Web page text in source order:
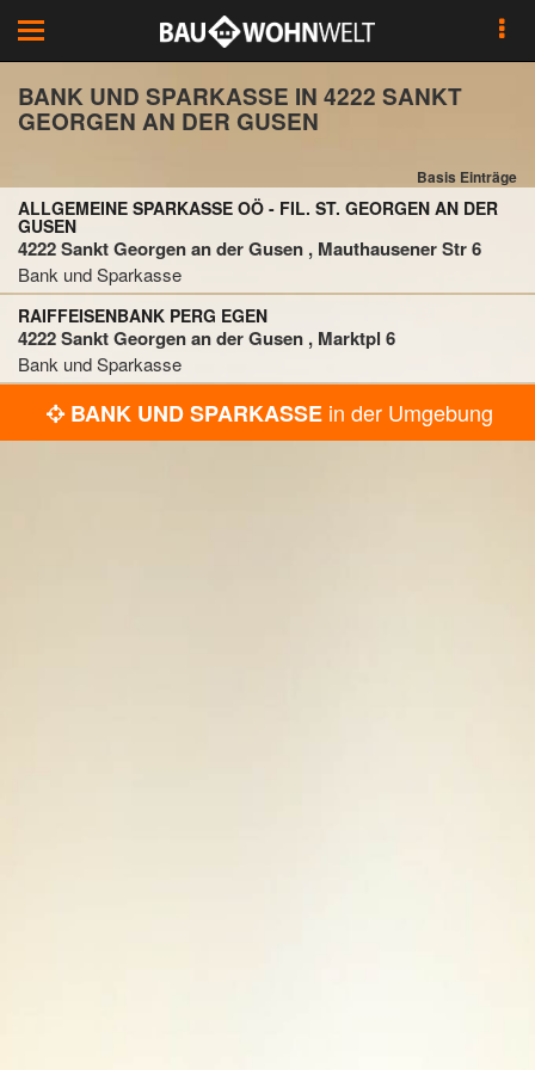
Toggle
navigation
BANK UND SPARKASSE IN 4222 SANKT
GEORGEN AN DER GUSEN
Basis Einträge
ALLGEMEINE SPARKASSE OÖ - FIL. ST. GEORGEN AN DER
GUSEN
4222 Sankt Georgen an der Gusen , Mauthausener Str 6
Bank und Sparkasse
RAIFFEISENBANK PERG EGEN
4222 Sankt Georgen an der Gusen , Marktpl 6
Bank und Sparkasse
BANK UND SPARKASSE in der Umgebung